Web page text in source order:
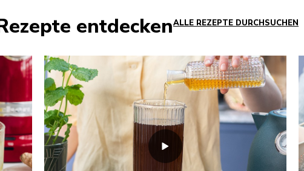
entdeckenALLE REZEPTE DURCHSUCHEN